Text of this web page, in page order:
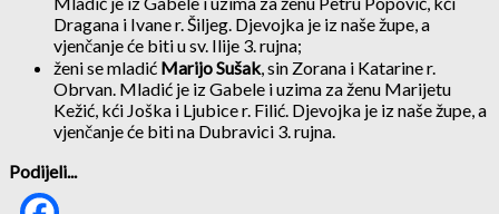
Dragana i Ivane r. Šiljeg. Djevojka je iz naše župe, a
vjenčanje će biti u sv. Ilije 3. rujna;
ženi se mladić Marijo Sušak, sin Zorana i Katarine r.
Obrvan. Mladić je iz Gabele i uzima za ženu Marijetu
Kežić, kći Joška i Ljubice r. Filić. Djevojka je iz naše župe, a
vjenčanje će biti na Dubravici 3. rujna.
Podijeli...